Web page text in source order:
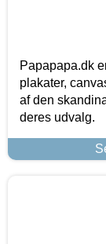
Papapapa.dk
plakater,
af den
deres udvalg.